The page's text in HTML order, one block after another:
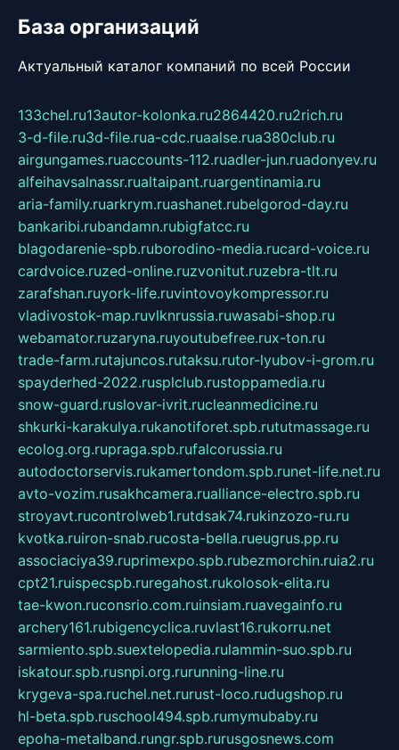
База организаций
Актуальный каталог компаний по всей России
133chel.ru13autor-kolonka.ru2864420.ru2rich.ru
3-d-file.ru3d-file.rua-cdc.ruaalse.rua380club.ru
airgungames.ruaccounts-112.ruadler-jun.ruadonyev.ru
alfeihavsalnassr.rualtaipant.ruargentinamia.ru
aria-family.ruarkrym.ruashanet.rubelgorod-day.ru
bankaribi.rubandamn.rubigfatcc.ru
blagodarenie-spb.ruborodino-media.rucard-voice.ru
cardvoice.ruzed-online.ruzvonitut.ruzebra-tlt.ru
zarafshan.ruyork-life.ruvintovoykompressor.ru
vladivostok-map.ruvlknrussia.ruwasabi-shop.ru
webamator.ruzaryna.ruyoutubefree.rux-ton.ru
trade-farm.rutajuncos.rutaksu.rutor-lyubov-i-grom.ru
spayderhed-2022.rusplclub.rustoppamedia.ru
snow-guard.ruslovar-ivrit.rucleanmedicine.ru
shkurki-karakulya.rukanotiforet.spb.rututmassage.ru
ecolog.org.rupraga.spb.rufalcorussia.ru
autodoctorservis.rukamertondom.spb.runet-life.net.ru
avto-vozim.rusakhcamera.rualliance-electro.spb.ru
stroyavt.rucontrolweb1.rutdsak74.rukinzozo-ru.ru
kvotka.ruiron-snab.rucosta-bella.rueugrus.pp.ru
associaciya39.ruprimexpo.spb.rubezmorchin.ruia2.ru
cpt21.ruispecspb.ruregahost.rukolosok-elita.ru
tae-kwon.ruconsrio.com.ruinsiam.ruavegainfo.ru
archery161.rubigencyclica.ruvlast16.rukorru.net
sarmiento.spb.suextelopedia.rulammin-suo.spb.ru
iskatour.spb.rusnpi.org.rurunning-line.ru
krygeva-spa.ruchel.net.rurust-loco.rudugshop.ru
hl-beta.spb.ruschool494.spb.rumymubaby.ru
epoha-metalband.rungr.spb.rurusgosnews.com